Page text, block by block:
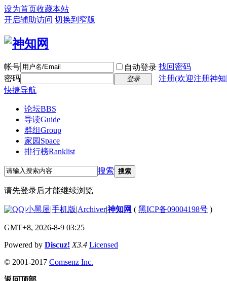
设为首页收藏本站
开启辅助访问 切换到窄版
帐号 自动登录 找回密码
密码
登录
注册(欢迎注册神
快捷导航
论坛BBS
导读Guide
群组Group
家园 Space
排行榜Ranklist
搜索 搜索
请先登录后才能继续浏览
|小黑屋|手机版|Archiver|神知网 ( 黑ICP备09004198号 )
GMT+8, 2026-8-9 03:25
Powered by Discuz! X3.4 Licensed
© 2001-2017 Comsenz Inc.